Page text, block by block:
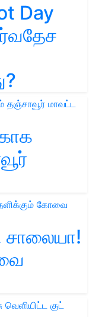
Day
சாலையா!